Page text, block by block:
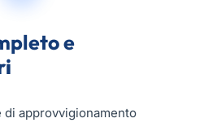
e
di approvvigionamento